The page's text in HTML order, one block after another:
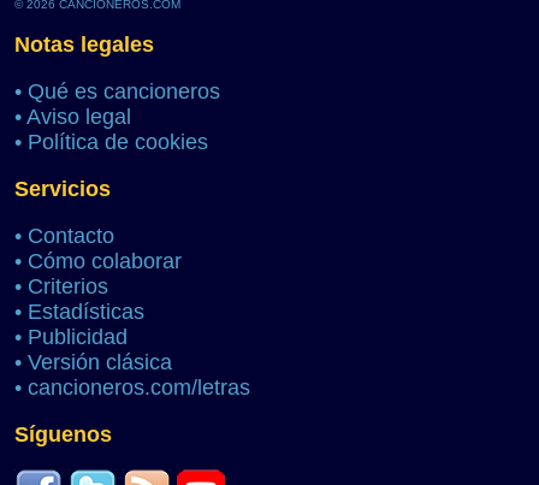
© 2026 CANCIONEROS.COM
Notas legales
• Qué es cancioneros
• Aviso legal
• Política de cookies
Servicios
• Contacto
• Cómo colaborar
• Criterios
• Estadísticas
• Publicidad
• Versión clásica
• cancioneros.com/letras
Síguenos